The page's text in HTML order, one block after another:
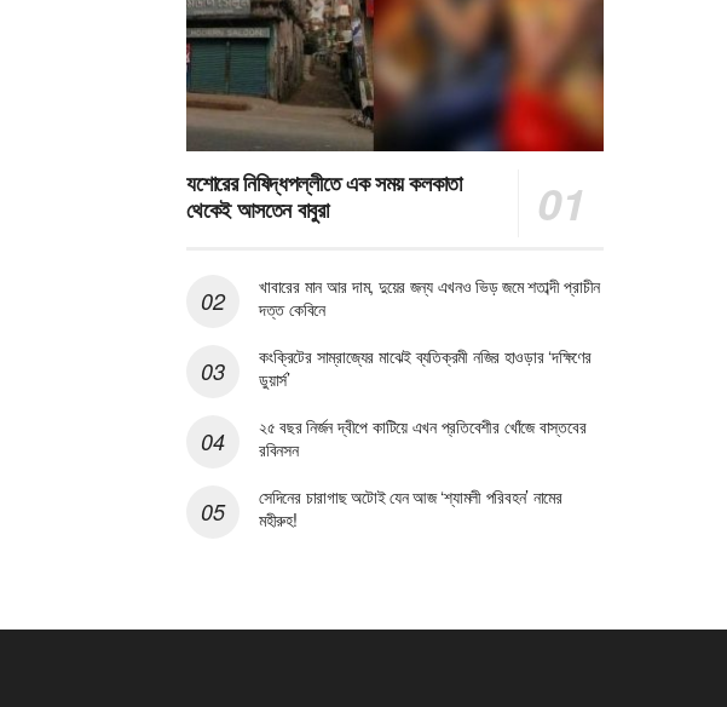
যশোরের নিষিদ্ধপল্লীতে এক সময় কলকাতা
থেকেই আসতেন বাবুরা
খাবারের মান আর দাম, দুয়ের জন্য এখনও ভিড় জমে শতাব্দী প্রাচীন
দত্ত কেবিনে
কংক্রিটের সাম্রাজ্যের মাঝেই ব্যতিক্রমী নজির হাওড়ার ‘দক্ষিণের
ডুয়ার্স’
২৫ বছর নির্জন দ্বীপে কাটিয়ে এখন প্রতিবেশীর খোঁজে বাস্তবের
রবিনসন
সেদিনের চারাগাছ অটোই যেন আজ ‘শ্যামলী পরিবহন’ নামের
মহীরুহ!